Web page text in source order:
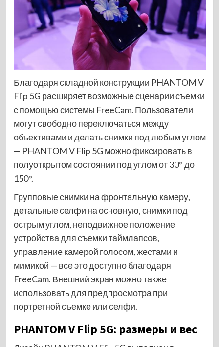
Благодаря складной конструкции PHANTOM V
Flip 5G расширяет возможные сценарии съемки
с помощью системы FreeCam. Пользователи
могут свободно переключаться между
объективами и делать снимки под любым углом
— PHANTOM V Flip 5G можно фиксировать в
полуоткрытом состоянии под углом от 30° до
150°.
Групповые снимки на фронтальную камеру,
детальные селфи на основную, снимки под
острым углом, неподвижное положение
устройства для съемки таймлапсов,
управление камерой голосом, жестами и
мимикой — все это доступно благодаря
FreeCam. Внешний экран можно также
использовать для предпросмотра при
портретной съемке или селфи.
PHANTOM V Flip 5G: размеры и вес